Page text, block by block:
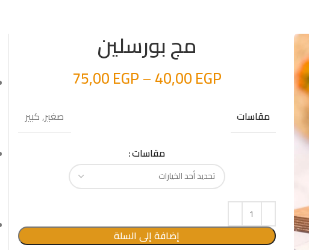
مج بورسلين
40,00EGP
–
75,00EGP
مقاسات صغير, كبير
مقاسات
إضافة إلى السلة